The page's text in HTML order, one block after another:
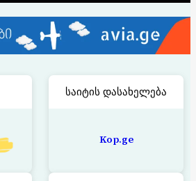
საიტის დასახელება
Kop.ge